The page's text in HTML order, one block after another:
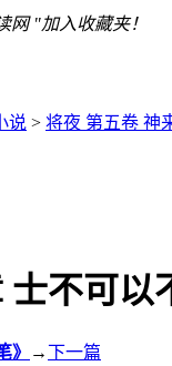
"加入收藏夹！
说 > 将夜 第五卷 神
士不可以
》 →下一篇